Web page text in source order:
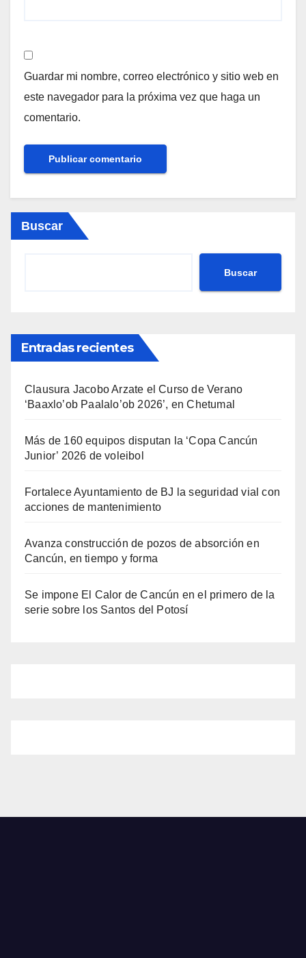
Guardar mi nombre, correo electrónico y sitio web en
este navegador para la próxima vez que haga un
comentario.
Buscar
Buscar
Entradas recientes
Clausura Jacobo Arzate el Curso de Verano
‘Baaxlo’ob Paalalo’ob 2026’, en Chetumal
Más de 160 equipos disputan la ‘Copa Cancún
Junior’ 2026 de voleibol
Fortalece Ayuntamiento de BJ la seguridad vial con
acciones de mantenimiento
Avanza construcción de pozos de absorción en
Cancún, en tiempo y forma
Se impone El Calor de Cancún en el primero de la
serie sobre los Santos del Potosí